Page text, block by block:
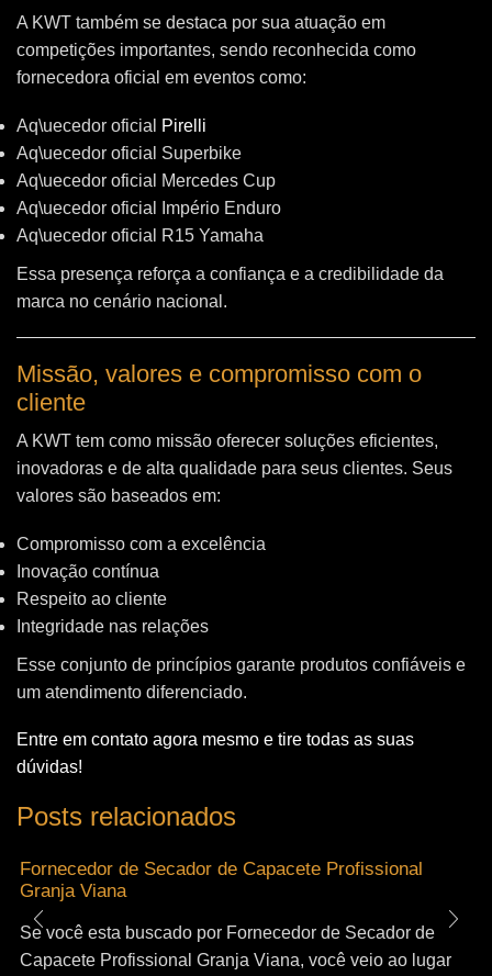
A KWT também se destaca por sua atuação em
competições importantes, sendo reconhecida como
fornecedora oficial em eventos como:
Aq\uecedor oficial
Pirelli
Aq\uecedor oficial Superbike
Aq\uecedor oficial Mercedes Cup
Aq\uecedor oficial Império Enduro
Aq\uecedor oficial R15 Yamaha
Essa presença reforça a confiança e a credibilidade da
marca no cenário nacional.
Missão, valores e compromisso com o
cliente
A KWT tem como missão oferecer soluções eficientes,
inovadoras e de alta qualidade para seus clientes. Seus
valores são baseados em:
Compromisso com a excelência
Inovação contínua
Respeito ao cliente
Integridade nas relações
Esse conjunto de princípios garante produtos confiáveis e
um atendimento diferenciado.
Entre em contato agora mesmo e tire todas as suas
dúvidas!
Posts relacionados
Fornecedor de Secador de Capacete Profissional
Granja Viana
Se você esta buscado por Fornecedor de Secador de
Capacete Profissional Granja Viana, você veio ao lugar